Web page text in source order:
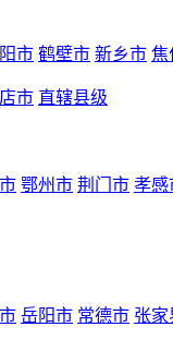
市 鹤壁市 新乡市 焦
市 直辖县级
鄂州市 荆门市 孝感
岳阳市 常德市 张家